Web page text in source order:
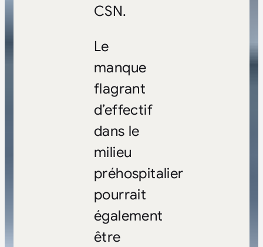
CSN.
Le
manque
flagrant
d’effectif
dans le
milieu
préhospitalier
pourrait
également
être